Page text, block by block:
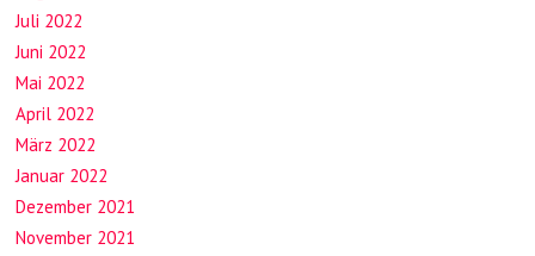
Juli 2022
Juni 2022
Mai 2022
April 2022
März 2022
Januar 2022
Dezember 2021
November 2021